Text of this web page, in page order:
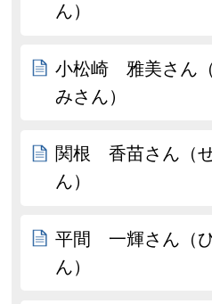
ん）
小松崎 雅美さん
みさん）
関根 香苗さん（
ん）
平間 一輝さん（
ん）